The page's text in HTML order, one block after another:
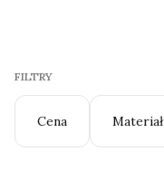
FILTRY
Cena Materiał